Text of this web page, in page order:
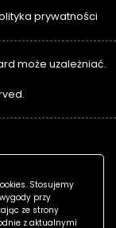
prywatności
może uzależniać.
Stosujemy
przy
ze strony
z aktualnymi